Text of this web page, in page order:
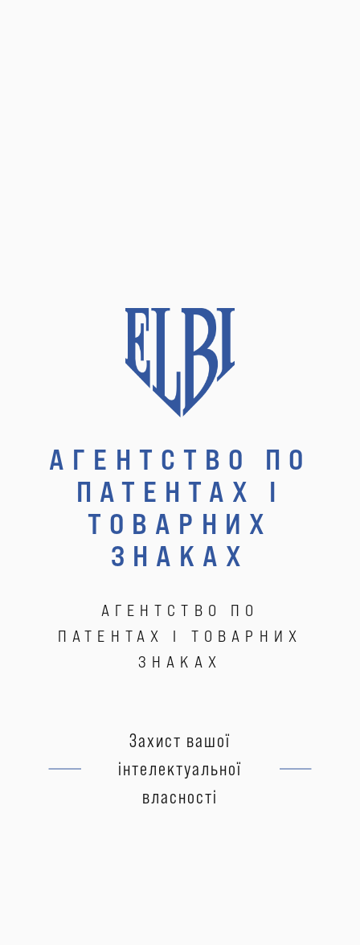
АГЕНТСТВО ПО
ПАТЕНТАХ І
ТОВАРНИХ
ЗНАКАХ
АГЕНТСТВО ПО
ПАТЕНТАХ І ТОВАРНИХ
ЗНАКАХ
Захист вашої
інтелектуальної
власності